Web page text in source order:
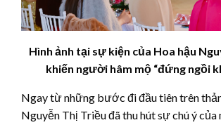
Hình ảnh tại sự kiện của Hoa hậu
khiến người hâm mộ “đứng ngồi
Ngay từ những bước đi đầu tiên trên
Nguyễn Thị Triều đã thu hút sự chú ý của